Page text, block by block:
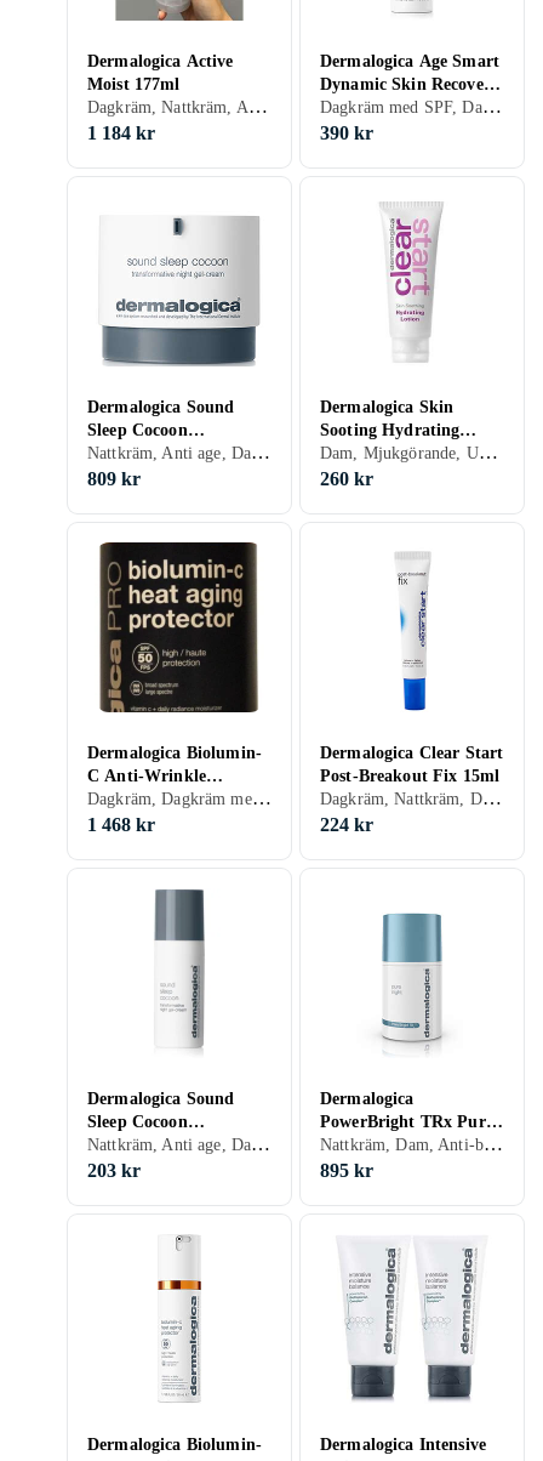
Dermalogica Active
Moist 177ml
Dagkräm, Nattkräm, Anti age, Dam, Återfuktande, Oljefri, Normal, Blandad, Torr, Fet, Mogen
1 184 kr
Dermalogica Age Smart
Dynamic Skin Recovery
SPF50 15ml
Dagkräm med SPF, Dam, Återfuktande, Regenererande
390 kr
Dermalogica Sound
Sleep Cocoon
Transformative Night
Gel-Cream 50ml
Nattkräm, Anti age, Dam, Avslappnande, Mjukgörande, Rengörande, Återfuktande, Lyster, Motverkar rynkor, Antioxidant, Regenererande, Normal, Alla, Mogen
809 kr
Dermalogica Skin
Sooting Hydrating
Lotion
Dam, Mjukgörande, Uppfriskande/Kylande, Återfuktande, Lugnande
260 kr
Dermalogica Biolumin-
C Anti-Wrinkle
Dagkräm SPF 50 150ml
Dagkräm, Dagkräm med SPF, Återfuktande, Motverkar rynkor, Mogen
1 468 kr
Dermalogica Clear Start
Post-Breakout Fix 15ml
Dagkräm, Nattkräm, Dam, Anti-blemish, Återfuktande
224 kr
Dermalogica Sound
Sleep Cocoon
Transformative Night
Gel-Cream 10ml
Nattkräm, Anti age, Dam, Återfuktande, Uppstramande, Mogen
203 kr
Dermalogica
PowerBright TRx Pure
Night 50ml
Nattkräm, Dam, Anti-blemish, Mjukgörande, Återfuktande, Lyster, Regenererande, Närande, Normal, Fet, Alla, Mogen
895 kr
Dermalogica Biolumin-
Dermalogica Intensive